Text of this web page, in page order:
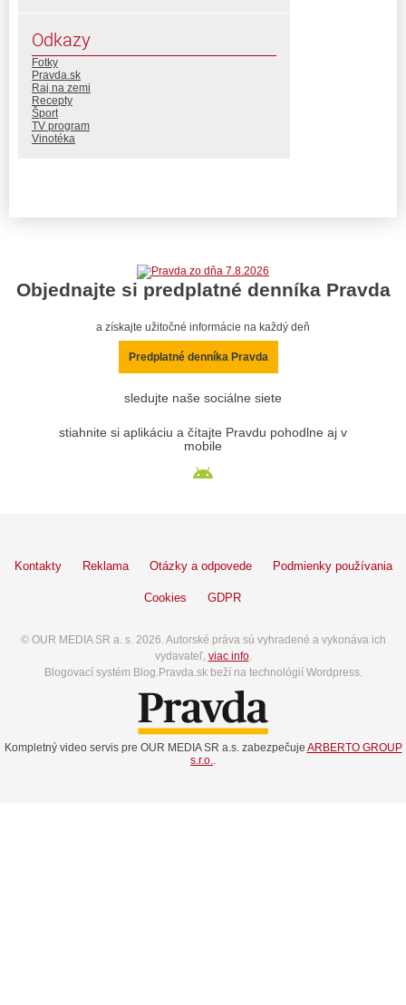
Odkazy
Fotky
Pravda.sk
Raj na zemi
Recepty
Šport
TV program
Vinotéka
Objednajte si predplatné denníka Pravda
a získajte užitočné informácie na každý deň
Predplatné denníka Pravda
sledujte naše sociálne siete
stiahnite si aplikáciu a čítajte Pravdu pohodlne aj v
mobile
Kontakty Reklama Otázky a odpovede Podmienky používania
Cookies GDPR
© OUR MEDIA SR a. s. 2026. Autorské práva sú vyhradené a vykonáva ich
vydavateľ, viac info.
Blogovací systém Blog.Pravda.sk beží na technológií Wordpress.
Kompletný video servis pre OUR MEDIA SR a.s. zabezpečuje ARBERTO GROUP
s.r.o..